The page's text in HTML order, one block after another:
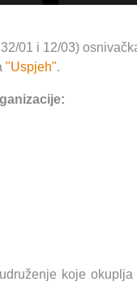
01 i 12/03)
"Uspjeh".
koje